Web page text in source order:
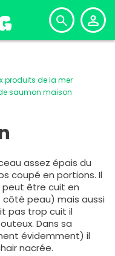
produits de la mer
saumon maison
assez épais du
coupé en portions. Il
peut être cuit en
côté peau) mais aussi
pas trop cuit il
Dans sa
évidemment) il
nacrée.